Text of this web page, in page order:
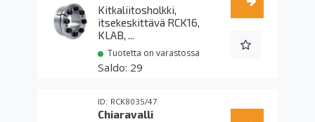
Kitkaliitosholkki,
itsekeskittävä RCK16,
KLAB, ...
Tuotetta on varastossa
29
RCK8035/47
Chiaravalli